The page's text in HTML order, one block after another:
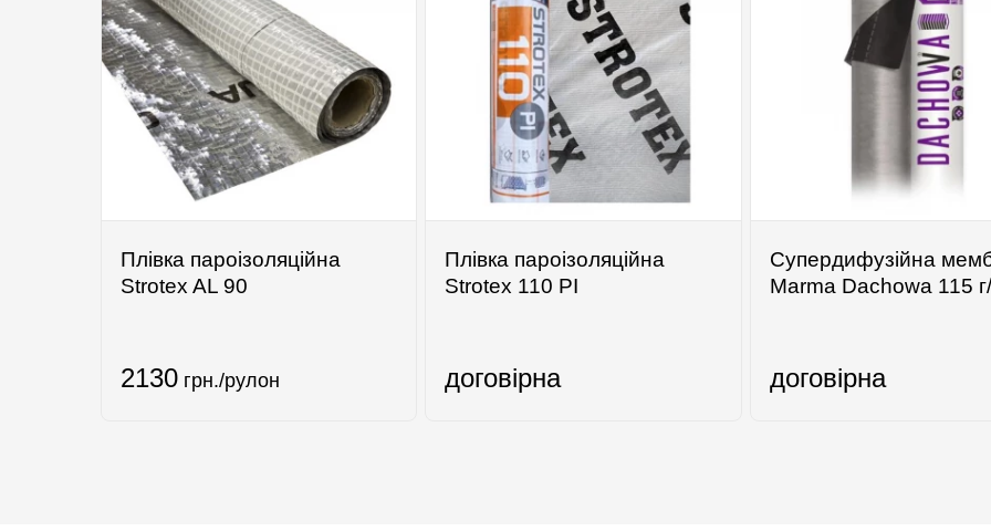
Плівка пароізоляційна
Strotex AL 90
2130 грн./рулон
Плівка пароізоляційна
Strotex 110 РІ
договірна
Супердифузійна
Marma Dachowa 115
договірна